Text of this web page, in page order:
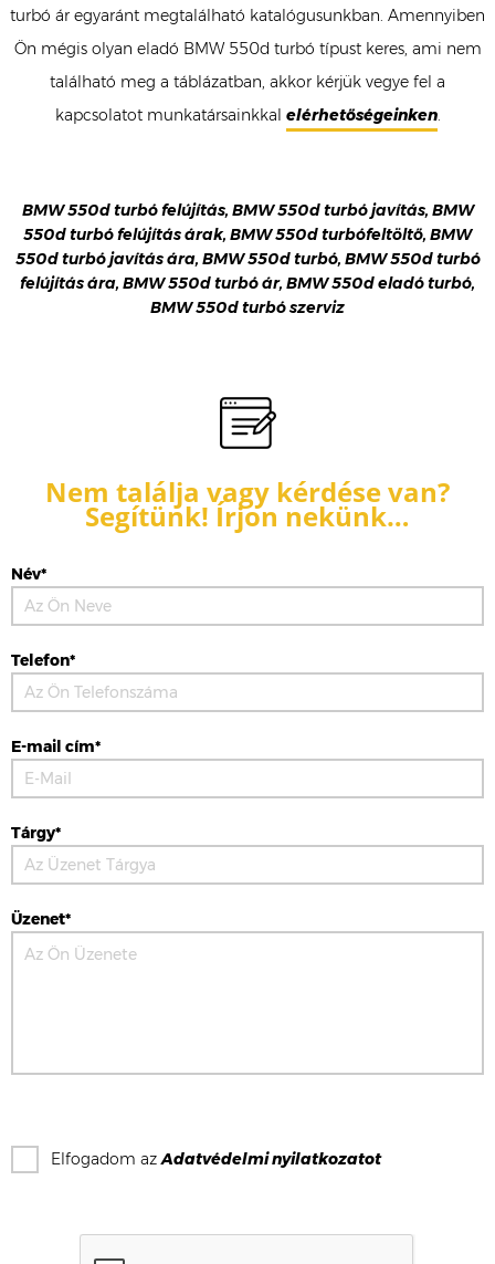
turbó ár egyaránt megtalálható katalógusunkban. Amennyiben
Ön mégis olyan eladó BMW 550d turbó típust keres, ami nem
található meg a táblázatban, akkor kérjük vegye fel a
kapcsolatot munkatársainkkal elérhetőségeinken.
BMW 550d turbó felújítás, BMW 550d turbó javítás, BMW
550d turbó felújítás árak, BMW 550d turbófeltöltő, BMW
550d turbó javítás ára, BMW 550d turbó, BMW 550d turbó
felújítás ára, BMW 550d turbó ár, BMW 550d eladó turbó,
BMW 550d turbó szerviz
Nem találja vagy kérdése van?
Segítünk! Írjon nekünk…
Név*
Telefon*
E-mail cím*
Tárgy*
Üzenet*
Elfogadom azAdatvédelmi nyilatkozatot